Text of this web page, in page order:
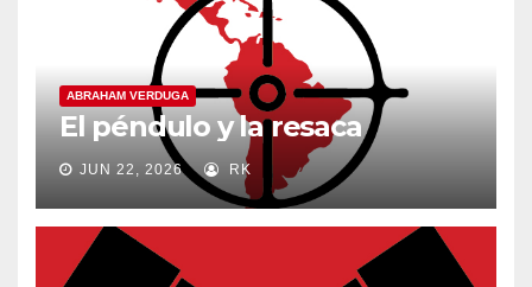
ABRAHAM VERDUGA
El péndulo y la resaca
JUN 22, 2026 RK